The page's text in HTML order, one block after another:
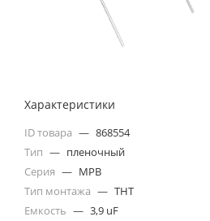
Характеристики
ID товара — 868554
Тип — пленочный
Серия — MPB
Тип монтажа — THT
Емкость — 3,9 uF